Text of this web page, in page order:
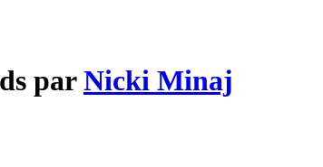
parNicki Minaj